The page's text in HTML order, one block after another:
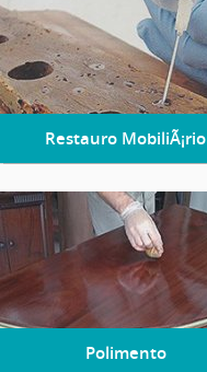
Restauro MobiliÃ¡rio
Polimento